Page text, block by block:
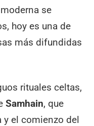
se
hoy es una de
más difundidas
rituales celtas,
Samhain, que
y el comienzo del